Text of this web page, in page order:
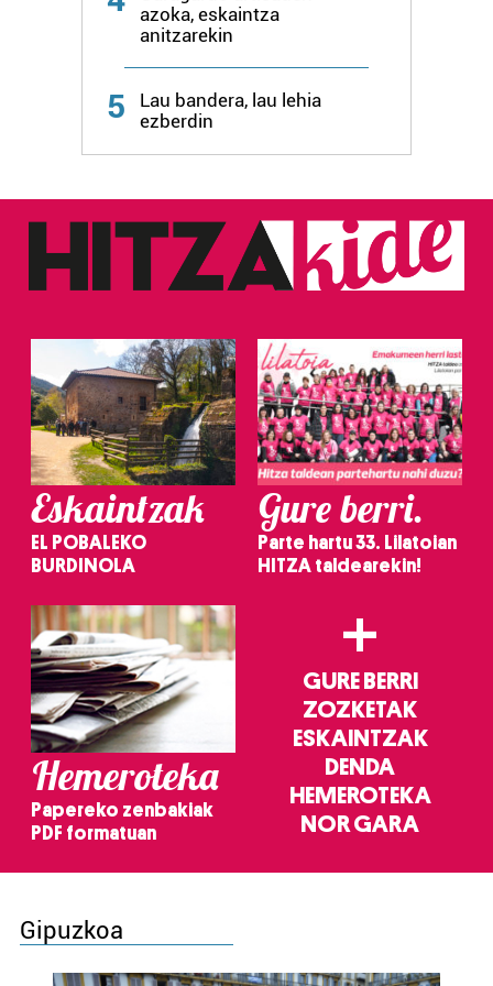
Webgune honek cookie propioak eta hirugarrenen cookie-
baliatzen gara. Ohar hau onartuz gero, teknologia hori
azoka, eskaintza
anitzarekin
5
Lau bandera, lau lehia
ezberdin
Eskaintzak
EL POBALEKO
BURDINOLA
Gure berri.
Parte hartu 33. Lilatoian
HITZA taldearekin!
Hemeroteka
Papereko zenbakiak
PDF formatuan
+
GURE BERRI
ZOZKETAK
ESKAINTZAK
DENDA
HEMEROTEKA
NOR GARA
Gipuzkoa